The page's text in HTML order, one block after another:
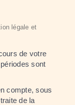
légale et
de votre
sont
compte, sous
de la